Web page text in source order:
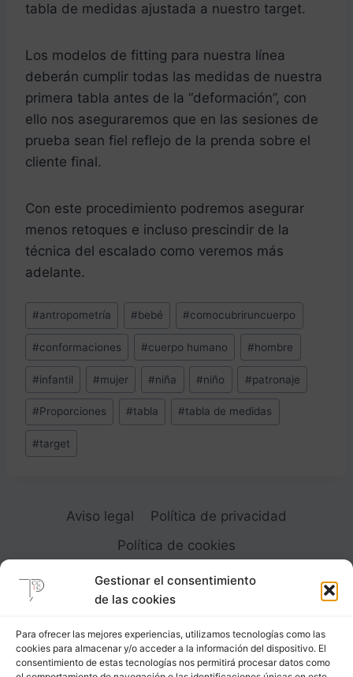
Gestionar el consentimiento
de las cookies
Para ofrecer las mejores experiencias, utilizamos tecnologías como las
cookies para almacenar y/o acceder a la información del dispositivo. El
consentimiento de estas tecnologías nos permitirá procesar datos como
tabla de medidas ajustada a nuestro target.
Los modelos de fitting para nuestra línea
deberán cumplir todas las medidas de nuestra
primera tabla antes de la “deformación”, con
ello nos aseguraremos que en las sesiones de
prueba sean fiel reflejo de la prenda sobre el
cliente final.
Con este procedimiento podremos asegurar
menos retoques e incluso prescindir de la
técnica del escalado como veremos más
adelante.
Etiquetas
de
la
entrada:
#antropometría #bebé #comocubriruncuerpo
#conformaciones #cuerpo humano #hombre
#infantil #mujer #niña #niño #patronaje
#Proporciones #tabla #tabla de medidas
#target
Aviso legal
Política de privacidad
Política de cookies
Carrer Provença, 183